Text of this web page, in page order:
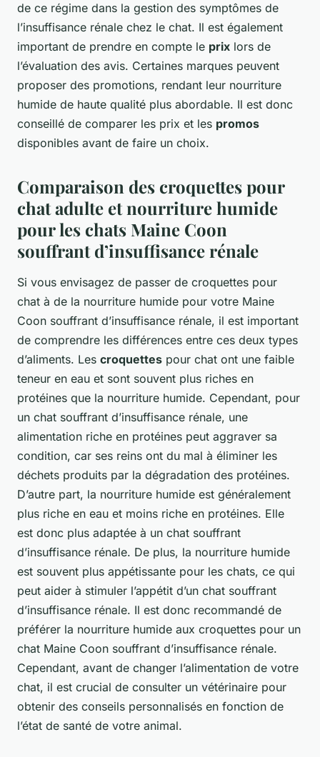
de ce régime dans la gestion des symptômes de
l’insuffisance rénale chez le chat. Il est également
important de prendre en compte le prix lors de
l’évaluation des avis. Certaines marques peuvent
proposer des promotions, rendant leur nourriture
humide de haute qualité plus abordable. Il est donc
conseillé de comparer les prix et les promos
disponibles avant de faire un choix.
Comparaison des croquettes pour
chat adulte et nourriture humide
pour les chats Maine Coon
souffrant d’insuffisance rénale
Si vous envisagez de passer de croquettes pour
chat à de la nourriture humide pour votre Maine
Coon souffrant d’insuffisance rénale, il est important
de comprendre les différences entre ces deux types
d’aliments. Les croquettes pour chat ont une faible
teneur en eau et sont souvent plus riches en
protéines que la nourriture humide. Cependant, pour
un chat souffrant d’insuffisance rénale, une
alimentation riche en protéines peut aggraver sa
condition, car ses reins ont du mal à éliminer les
déchets produits par la dégradation des protéines.
D’autre part, la nourriture humide est généralement
plus riche en eau et moins riche en protéines. Elle
est donc plus adaptée à un chat souffrant
d’insuffisance rénale. De plus, la nourriture humide
est souvent plus appétissante pour les chats, ce qui
peut aider à stimuler l’appétit d’un chat souffrant
d’insuffisance rénale. Il est donc recommandé de
préférer la nourriture humide aux croquettes pour un
chat Maine Coon souffrant d’insuffisance rénale.
Cependant, avant de changer l’alimentation de votre
chat, il est crucial de consulter un vétérinaire pour
obtenir des conseils personnalisés en fonction de
l’état de santé de votre animal.